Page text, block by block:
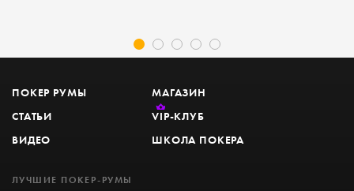
ПОКЕР РУМЫ
СТАТЬИ
ВИДЕО
МАГАЗИН
VIP-КЛУБ
ШКОЛА ПОКЕРА
ЛУЧШИЕ ПОКЕР-РУМЫ